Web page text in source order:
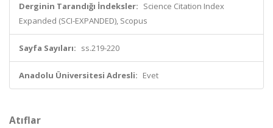
Derginin Tarandığı İndeksler: Science Citation Index
Expanded (SCI-EXPANDED), Scopus
Sayfa Sayıları: ss.219-220
Anadolu Üniversitesi Adresli: Evet
Atıflar